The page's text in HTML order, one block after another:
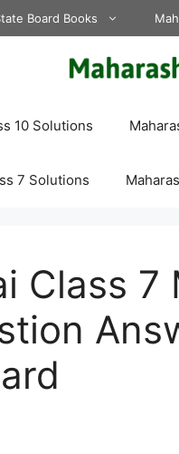
Board Books
10 Solutions
7 Solutions
Class 7